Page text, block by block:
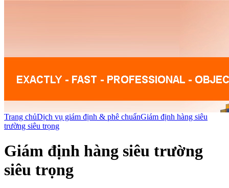
Trang chủDịch vụ giám định & phê chuẩnGiám định hàng siêu
trường siêu trọng
Giám định hàng siêu trường
siêu trọng